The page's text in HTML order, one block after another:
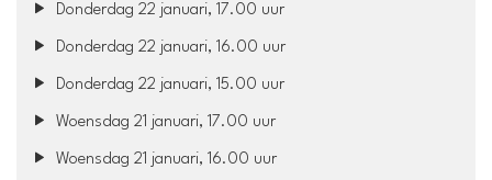
Donderdag 22 januari, 17.00 uur
Donderdag 22 januari, 16.00 uur
Donderdag 22 januari, 15.00 uur
Woensdag 21 januari, 17.00 uur
Woensdag 21 januari, 16.00 uur